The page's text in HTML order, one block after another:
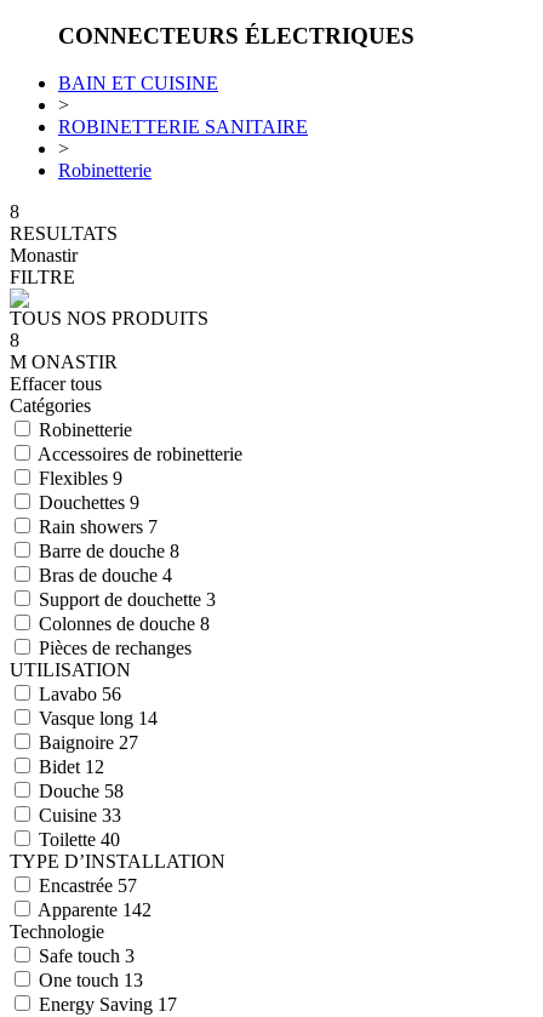
CONNECTEURS ÉLECTRIQUES
BAIN ET CUISINE
>
ROBINETTERIE SANITAIRE
>
Robinetterie
8
RESULTATS
Monastir
FILTRE
TOUS NOS PRODUITS
8
M ONASTIR
Effacer tous
Catégories
Robinetterie
Accessoires de robinetterie
Flexibles 9
Douchettes 9
Rain showers 7
Barre de douche 8
Bras de douche 4
Support de douchette 3
Colonnes de douche 8
Pièces de rechanges
UTILISATION
Lavabo 56
Vasque long 14
Baignoire 27
Bidet 12
Douche 58
Cuisine 33
Toilette 40
TYPE D’INSTALLATION
Encastrée 57
Apparente 142
Technologie
Safe touch 3
One touch 13
Energy Saving 17